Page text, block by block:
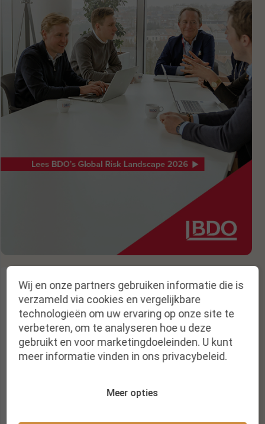
Nieuwsbrief
Wij en onze partners gebruiken informatie die is
verzameld via cookies en vergelijkbare
technologieën om uw ervaring op onze site te
verbeteren, om te analyseren hoe u deze
gebruikt en voor marketingdoeleinden. U kunt
meer informatie vinden in ons privacybeleid.
Meer opties